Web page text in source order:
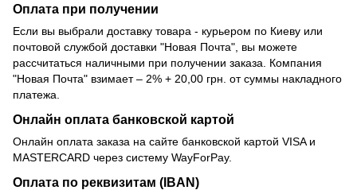
Оплата при получении
Если вы выбрали доставку товара - курьером по Киеву или
почтовой службой доставки "Новая Почта", вы можете
рассчитаться наличными при получении заказа. Компания
"Новая Почта" взимает – 2% + 20,00 грн. от суммы накладного
платежа.
Онлайн оплата банковской картой
Онлайн оплата заказа на сайте банковской картой VISA и
MASTERCARD через систему WayForPay.
Оплата по реквизитам (IBAN)